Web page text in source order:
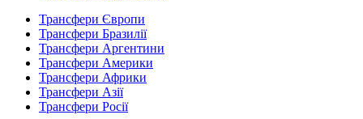
Трансфери Європи
Трансфери Бразилії
Трансфери Аргентини
Трансфери Америки
Трансфери Африки
Трансфери Азії
Трансфери Росії